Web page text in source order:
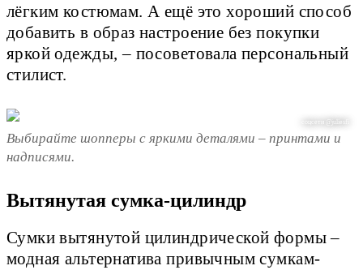
лёгким костюмам. А ещё это хороший способ
добавить в образ настроение без покупки
яркой одежды, – посоветовала персональный
стилист.
соцсети @juliesfi
Выбирайте шопперы с яркими деталями – принтами и
надписями.
Вытянутая сумка-цилиндр
Сумки вытянутой цилиндрической формы –
модная альтернатива привычным сумкам-